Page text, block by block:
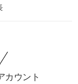
カウント